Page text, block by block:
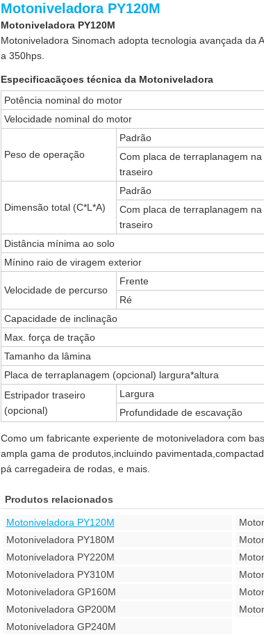
Motoniveladora PY120M
Motoniveladora PY120M
Motoniveladora Sinomach adopta tecnologia avançada da
a 350hps.
Especificacãçoes técnica da Motoniveladora
Potência nominal do motor
Velocidade nominal do motor
Peso de operação
Padrão
Com placa de terraplanagem
traseiro
Dimensão total (C*L*A)
Padrão
Com placa de terraplanagem
traseiro
Distância mínima ao solo
Mínino raio de viragem exterior
Velocidade de percurso
Frente
Ré
Capacidade de inclinação
Max. força de tração
Tamanho da lâmina
Placa de terraplanagem (opcional) largura*altura
Estripador traseiro
(opcional)
Largura
Profundidade de escavação
Como um fabricante experiente de motoniveladora com
ampla gama de produtos,incluindo
pá carregadeira de rodas, e mais.
Produtos relacionados
Motoniveladora PY120M
Motoniveladora PY180M
Motoniveladora PY220M
Motoniveladora PY310M
Motoniveladora GP160M
Motoniveladora GP200M
Motoniveladora GP240M